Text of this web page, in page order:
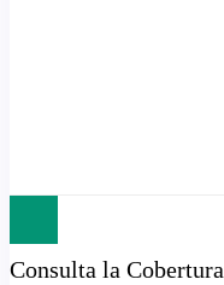
Consulta la Cobertura